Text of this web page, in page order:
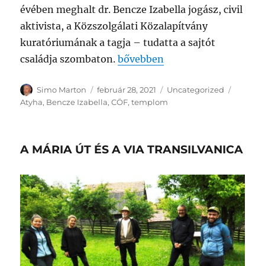
évében meghalt dr. Bencze Izabella jogász, civil
aktivista, a Közszolgálati Közalapítvány
kuratóriumának a tagja – tudatta a sajtót
családja szombaton.„ELHUNYT BENCZE IZABELLA”
bővebben
Szerző
Simo Marton Közzétéve
február 28, 2021 Kategória
Uncategorized
Atyha, Bencze Izabella,CÖF,templom
A MÁRIA ÚT ÉS A VIA TRANSILVANICA